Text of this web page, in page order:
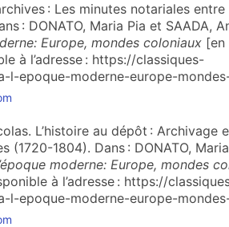
: Les minutes notariales
: DONATO, Maria Pia et SAADA,
Europe, mondes coloniaux[en
à l’adresse : https://classiques-
l-epoque-moderne-europe-
L’histoire au dépôt : Archivage
1804). Dans : DONATO,
moderne: Europe, mondes
à l’adresse : https://
l-epoque-moderne-europe-